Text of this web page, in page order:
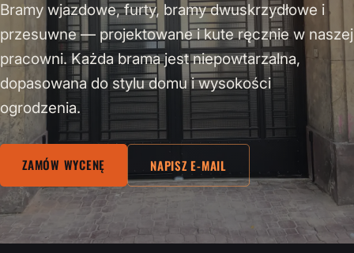
Bramy wjazdowe, furty, bramy dwuskrzydłowe i
przesuwne — projektowane i kute ręcznie w naszej
pracowni. Każda brama jest niepowtarzalna,
dopasowana do stylu domu i wysokości
ogrodzenia.
ZAMÓW WYCENĘ NAPISZ E-MAIL